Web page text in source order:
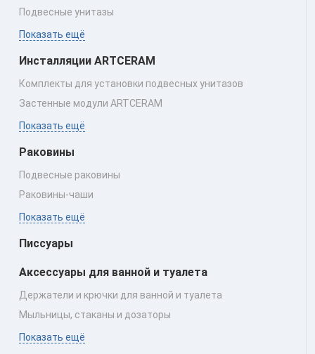
Подвесные унитазы
Показать ещё
Инсталляции ARTCERAM
Комплекты для установки подвесных унитазов
Застенные модули ARTCERAM
Показать ещё
Раковины
Подвесные раковины
Раковины‑чаши
Показать ещё
Писсуары
Аксессуары для ванной и туалета
Держатели и крючки для ванной и туалета
Мыльницы, стаканы и дозаторы
Показать ещё